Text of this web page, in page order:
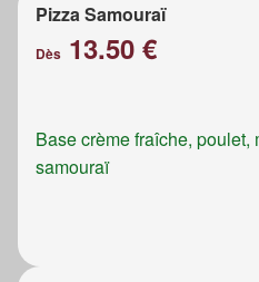
Pizza Samouraï
Dès 13.50 €
Base crème fraîche,
samouraï